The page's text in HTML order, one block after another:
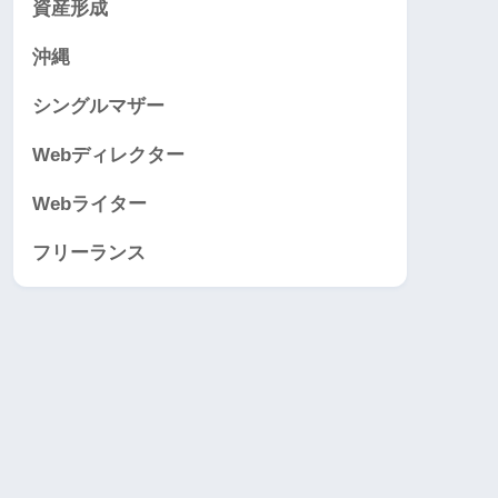
資産形成
沖縄
シングルマザー
Webディレクター
Webライター
フリーランス